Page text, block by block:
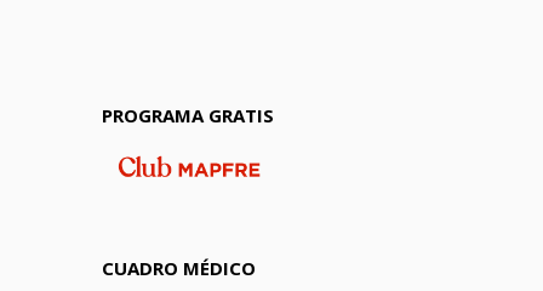
PROGRAMA GRATIS
CUADRO MÉDICO